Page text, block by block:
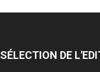
SÉLECTION DE